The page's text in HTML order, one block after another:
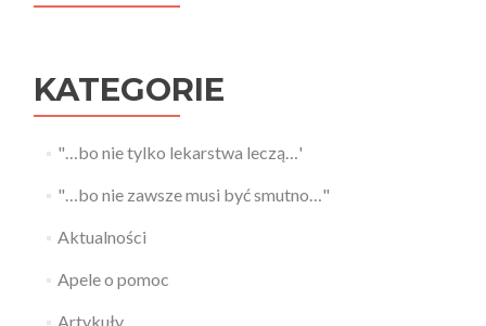
KATEGORIE
"…bo nie tylko lekarstwa leczą…'
"…bo nie zawsze musi być smutno…"
Aktualności
Apele o pomoc
Artykuły